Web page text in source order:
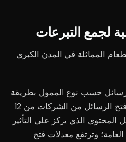
لجمع التبرعات
المماثلة في المدن الكبرى
حسب نوع الممول بطريقة
مفيدة: ترتفع معدلات فتح الرسائل من الشركات من 12
يحل المحتوى الذي يركز على التأثير
وترتفع معدلات فتح